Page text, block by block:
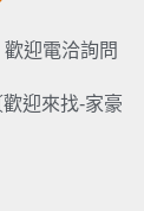
迎電洽詢問
歡迎來找-家豪